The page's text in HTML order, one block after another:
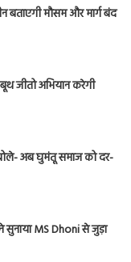
बताएगी मौसम और मार्ग बंद
जीतो अभियान करेगी
अब घुमंतू समाज को दर-
सुनाया MS Dhoni से जुड़ा